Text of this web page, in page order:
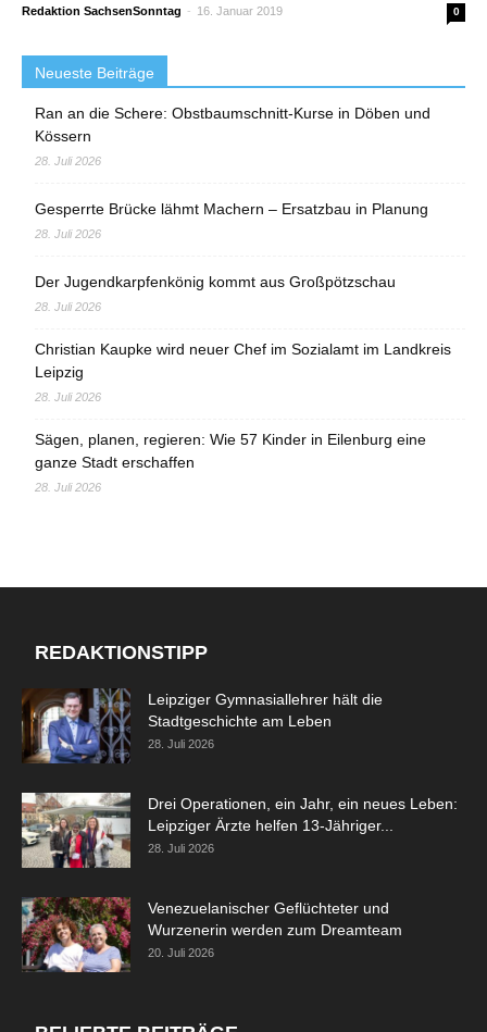
Redaktion SachsenSonntag - 16. Januar 2019 0
Neueste Beiträge
Ran an die Schere: Obstbaumschnitt-Kurse in Döben und
Kössern
28. Juli 2026
Gesperrte Brücke lähmt Machern – Ersatzbau in Planung
28. Juli 2026
Der Jugendkarpfenkönig kommt aus Großpötzschau
28. Juli 2026
Christian Kaupke wird neuer Chef im Sozialamt im Landkreis
Leipzig
28. Juli 2026
Sägen, planen, regieren: Wie 57 Kinder in Eilenburg eine
ganze Stadt erschaffen
28. Juli 2026
REDAKTIONSTIPP
Leipziger Gymnasiallehrer hält die
Stadtgeschichte am Leben
28. Juli 2026
Drei Operationen, ein Jahr, ein neues Leben:
Leipziger Ärzte helfen 13-Jähriger...
28. Juli 2026
Venezuelanischer Geflüchteter und
Wurzenerin werden zum Dreamteam
20. Juli 2026